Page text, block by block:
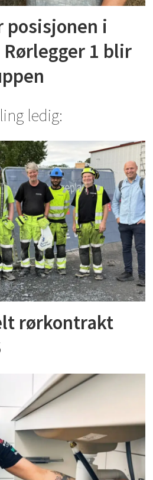
posisjonen i
1 blir
ledig:
rørkontrakt